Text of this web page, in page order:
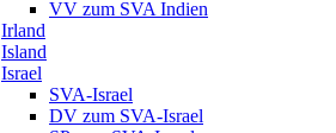
VV zum SVA Indien
Irland
Island
Israel
SVA-Israel
DV zum SVA-Israel